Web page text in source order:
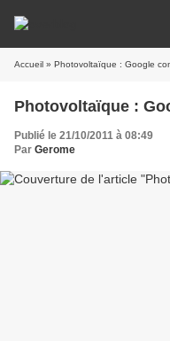
Accueil » Photovoltaïque : Google
Photovoltaïque :
Publié le 21/10/2011 à 08:49
Par Gerome